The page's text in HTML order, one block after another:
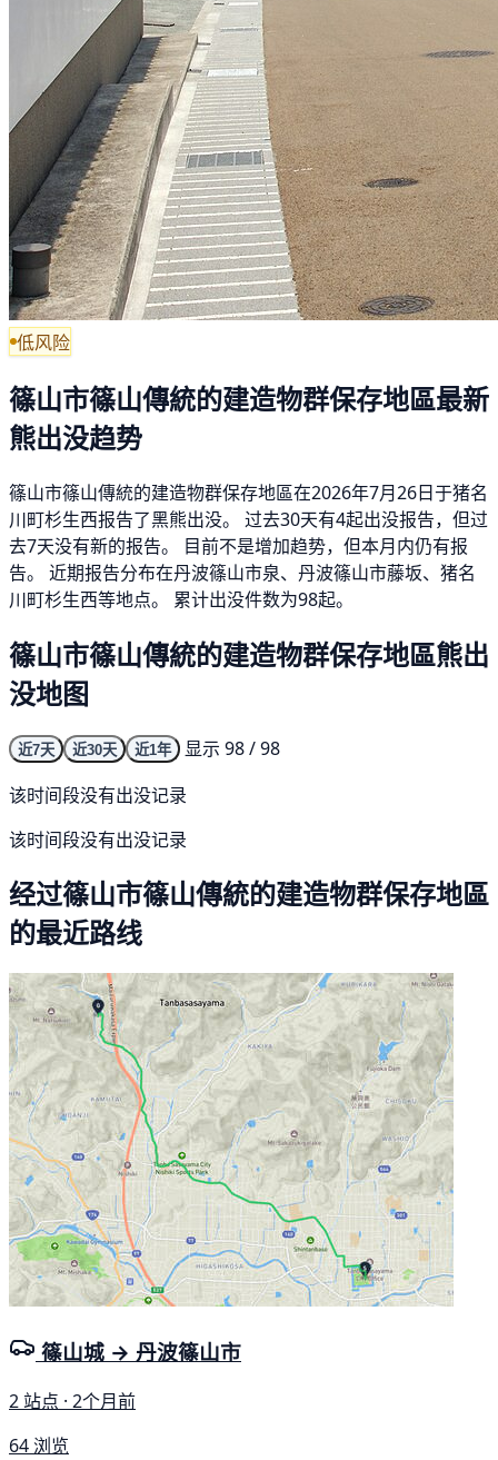
低风险
篠山市篠山傳統的建造物群保存地區最新
熊出没趋势
篠山市篠山傳統的建造物群保存地區在2026年7月26日于猪名
川町杉生西报告了黑熊出没。 过去30天有4起出没报告，但过
去7天没有新的报告。 目前不是增加趋势，但本月内仍有报
告。 近期报告分布在丹波篠山市泉、丹波篠山市藤坂、猪名
川町杉生西等地点。 累计出没件数为98起。
篠山市篠山傳統的建造物群保存地區熊出
没地图
近7天 近30天 近1年
显示 98 / 98
该时间段没有出没记录
该时间段没有出没记录
经过篠山市篠山傳統的建造物群保存地區
的最近路线
篠山城 → 丹波篠山市
2 站点 · 2个月前
64 浏览